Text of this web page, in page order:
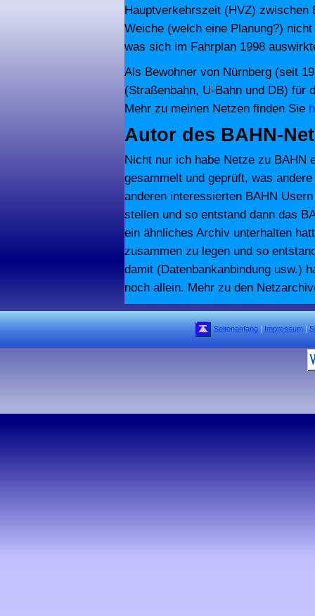
Hauptverkehrszeit (HVZ) zwischen
Weiche (welch eine Planung?)
was sich im Fahrplan 1998
Als Bewohner von Nürnberg (seit
(Straßenbahn, U-Bahn und DB) für
Mehr zu meinen Netzen finden Sie
Autor des BAHN-
Nicht nur ich habe Netze zu BAHN
gesammelt und geprüft, was
anderen interessierten BAHN
stellen und so entstand dann das
ein ähnliches Archiv unterhalten
zusammen zu legen und so
damit (Datenbankanbindung usw.)
noch allein. Mehr zu den
Seitenanfang| Impressum|